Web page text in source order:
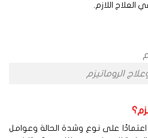
اللازم.
الروماتيزم
على نوع وشدة الحالة وعوامل